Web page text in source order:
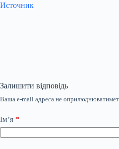
Источник
Залишити відповідь
Ваша e-mail адреса не
Ім’я *